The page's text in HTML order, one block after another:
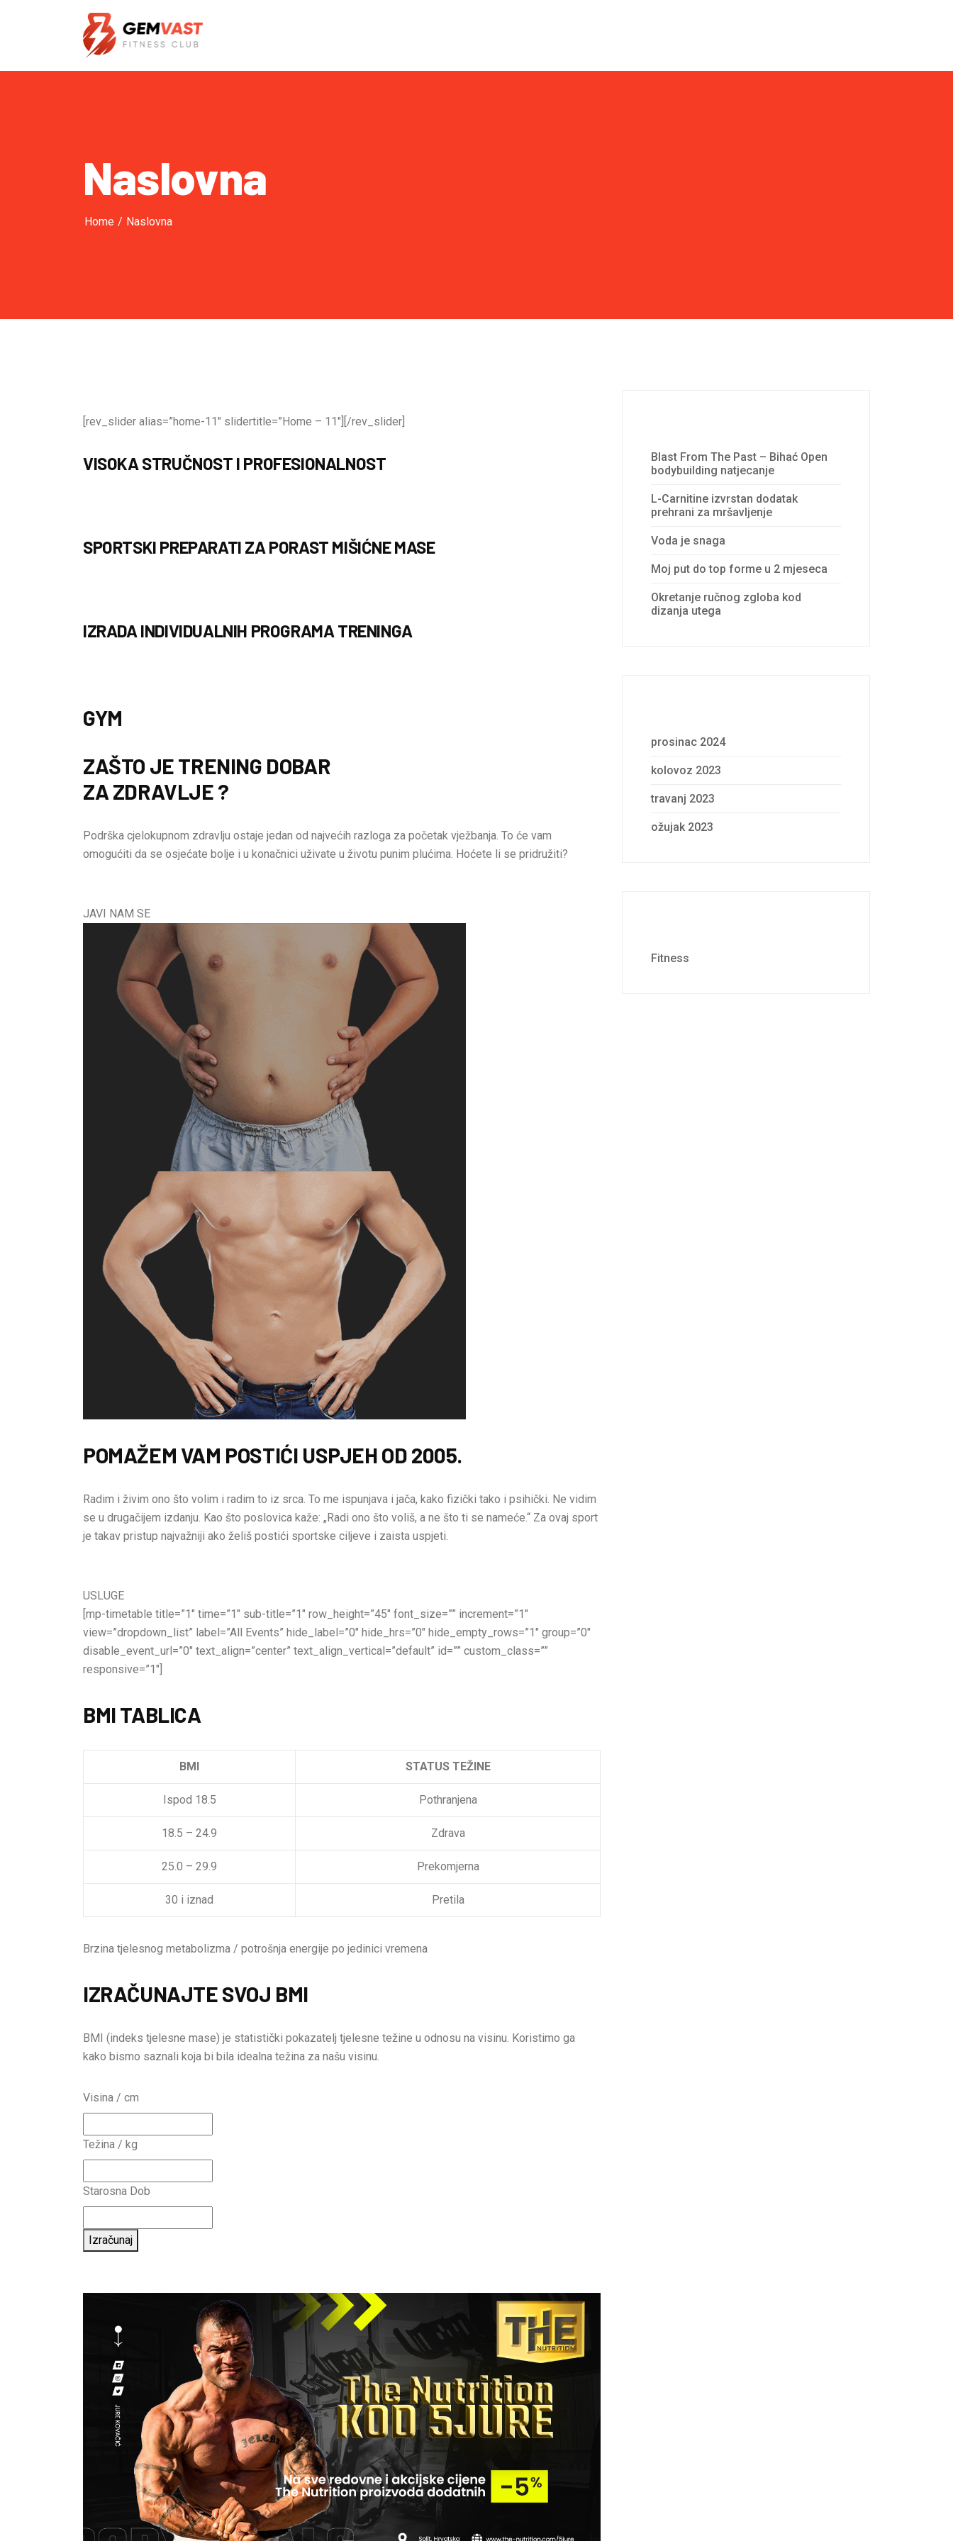
Naslovna
Home / Naslovna
[rev_slider alias=”home-11″ slidertitle=”Home – 11″][/rev_slider]
VISOKA STRUČNOST I PROFESIONALNOST
SPORTSKI PREPARATI ZA PORAST MIŠIĆNE MASE
IZRADA INDIVIDUALNIH PROGRAMA TRENINGA
GYM
ZAŠTO JE TRENING DOBAR
ZA ZDRAVLJE ?
Podrška cjelokupnom zdravlju ostaje jedan od najvećih razloga za početak vježbanja. To će vam
omogućiti da se osjećate bolje i u konačnici uživate u životu punim plućima. Hoćete li se pridružiti?
JAVI NAM SE
POMAŽEM VAM POSTIĆI USPJEH OD 2005.
Radim i živim ono što volim i radim to iz srca. To me ispunjava i jača, kako fizički tako i psihički. Ne vidim
se u drugačijem izdanju. Kao što poslovica kaže: „Radi ono što voliš, a ne što ti se nameće.“ Za ovaj sport
je takav pristup najvažniji ako želiš postići sportske ciljeve i zaista uspjeti.
USLUGE
[mp-timetable title=”1″ time=”1″ sub-title=”1″ row_height=”45″ font_size=”” increment=”1″
view=”dropdown_list” label=”All Events” hide_label=”0″ hide_hrs=”0″ hide_empty_rows=”1″ group=”0″
disable_event_url=”0″ text_align=”center” text_align_vertical=”default” id=”” custom_class=””
responsive=”1″]
BMI TABLICA
BMI STATUS TEŽINE
Ispod 18.5 Pothranjena
18.5 – 24.9 Zdrava
25.0 – 29.9 Prekomjerna
30 i iznad Pretila
Brzina tjelesnog metabolizma / potrošnja energije po jedinici vremena
IZRAČUNAJTE SVOJ BMI
BMI (indeks tjelesne mase) je statistički pokazatelj tjelesne težine u odnosu na visinu. Koristimo ga
kako bismo saznali koja bi bila idealna težina za našu visinu.
Visina / cm
Težina / kg
Starosna Dob
Izračunaj
Blast From The Past – Bihać Open
bodybuilding natjecanje
L-Carnitine izvrstan dodatak
prehrani za mršavljenje
Voda je snaga
Moj put do top forme u 2 mjeseca
Okretanje ručnog zgloba kod
dizanja utega
prosinac 2024
kolovoz 2023
travanj 2023
ožujak 2023
Fitness